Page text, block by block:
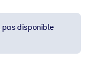
pas disponible